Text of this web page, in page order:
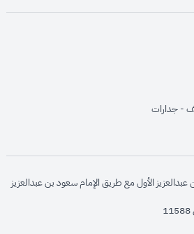
opens
opens
opens
opens in
opens in
- جداراتopens in new window
الأول مع طريق الإمام سعود بن عبدالعزيز